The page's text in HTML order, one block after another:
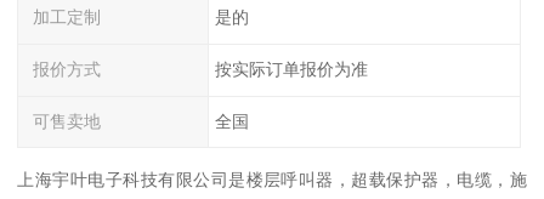
加工定制 是的
报价方式 按实际订单报价为准
可售卖地 全国
上海宇叶电子科技有限公司是楼层呼叫器，超载保护器，电缆，施